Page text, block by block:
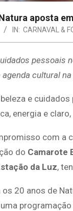
aposta
IN: CARNAVAL &
pessoais
cultural
e
energia e
com a
do Camarote
da Luz,
20 anos de